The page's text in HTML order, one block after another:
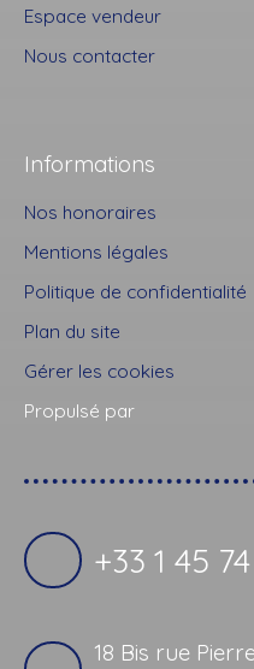
Espace vendeur
Nous contacter
Informations
Nos honoraires
Mentions légales
Politique de confidentialité
Plan du site
Gérer les cookies
Propulsé par
+33 1 45
18 Bis rue